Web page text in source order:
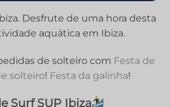
Desfrute de uma hora desta
aquática em Ibiza.
de solteiro com Festa de
solteiro! Festa da galinha!
Surf SUP Ibiza